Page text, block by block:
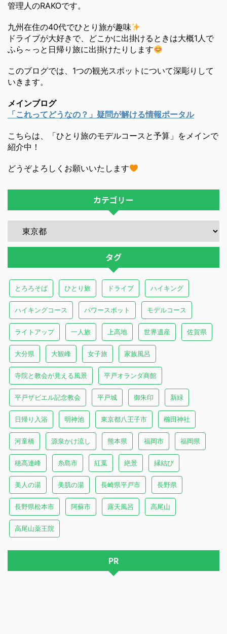
管理人のRAKOです。
九州在住の40代でひとり旅が趣味
ドライブが大好きで、どこかに出掛けるときは大概1人で
ふら～っと日帰り旅に出掛けたりします
このブログでは、1つの観光スポットについて深彫りして
いきます。
メインブログ
「これってどうなの？」疑問が解ける情報ポータル
こちらは、「ひとり旅のモデルコースと予算」をメインで
紹介中！
どうぞよろしくお願いいたします
カテゴリー
タグ
とろろそば ひとり旅 ドライブ ハイキング
ハイキングコース パワースポット モデルコース
ライトアップ 一人旅 上高地 世界遺産 佐賀県
大分県 大観峰 女子旅 家族風呂
寺院と教会が見える風景 平戸オランダ商館
平戸ザビエル記念教会 平戸城 御朱印 新緑
日帰り入浴 明神池 東京都八王子市 櫛田神社
河童橋 源泉かけ流し 熊本県 福岡市 福岡県
穂高連峰 糸島市 紅葉 絶景 縁結び
美人の湯 美肌の湯 長崎県平戸市 長野県
長野県松本市 阿蘇市 露天風呂 高尾山
高尾山薬王院
PR